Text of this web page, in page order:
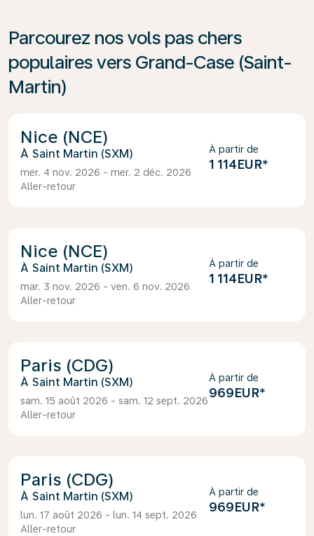
Parcourez nos vols pas chers
populaires vers Grand-Case (Saint-
Martin)
Nice (NCE)
Saint Martin (SXM)
mer. 4 nov. 2026 - mer. 2 déc. 2026
Aller-retour
À partir de
1 114EUR*
Nice (NCE)
Saint Martin (SXM)
mar. 3 nov. 2026 - ven. 6 nov. 2026
Aller-retour
À partir de
1 114EUR*
Paris (CDG)
Saint Martin (SXM)
sam. 15 août 2026 - sam. 12 sept. 2026
Aller-retour
À partir de
969EUR*
Paris (CDG)
Saint Martin (SXM)
lun. 17 août 2026 - lun. 14 sept. 2026
Aller-retour
À partir de
969EUR*